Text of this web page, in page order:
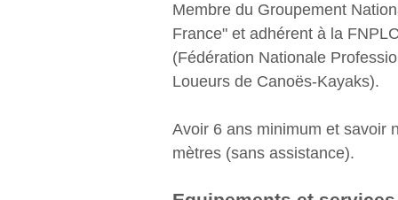
Membre du Groupement
France" et adhérent à la
(Fédération Nationale
Loueurs de Canoës-Kayaks).
Avoir 6 ans minimum et savoir
mètres (sans assistance).